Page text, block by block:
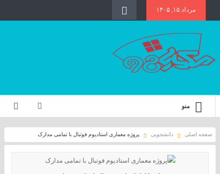
مرداد ۱۵, ۱۴۰۵
منو
صفحه اصلی دانشجویی پروژه معماری استادیوم فوتبال با تمامی مدارک